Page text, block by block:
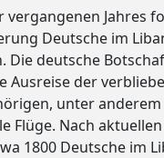
vergangenen Jahres
Deutsche im
Die deutsche
Ausreise der
unter
Flüge. Nach
1800 Deutsche im